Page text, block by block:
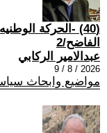
(40) -الحركة
الفاضح/2
عبدالامير الركابي
2026 / 8 / 9
مواضيع وابحاث